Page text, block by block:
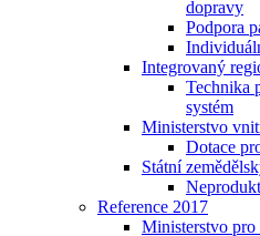
dopravy
Podpora
Integrovaný
Technika
systém
Ministerstvo
Dotace
Státní
Reference 2017
Ministerstvo